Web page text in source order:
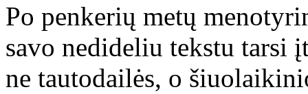
Po penkerių metų
savo nedideliu tekstu tarsi
ne tautodailės, o